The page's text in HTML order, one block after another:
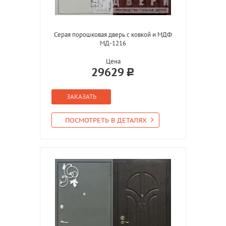
Серая порошковая дверь с ковкой и МДФ
МД-1216
Цена
29629
ЗАКАЗАТЬ
ПОСМОТРЕТЬ В ДЕТАЛЯХ